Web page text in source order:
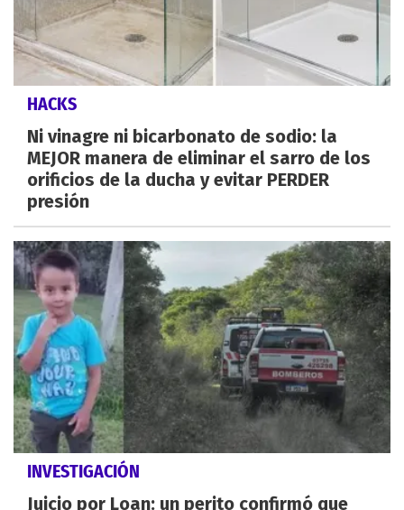
HACKS
Ni vinagre ni bicarbonato de sodio: la
MEJOR manera de eliminar el sarro de los
orificios de la ducha y evitar PERDER
presión
INVESTIGACIÓN
Juicio por Loan: un perito confirmó que